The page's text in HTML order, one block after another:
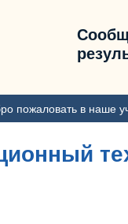
пожаловать в наше